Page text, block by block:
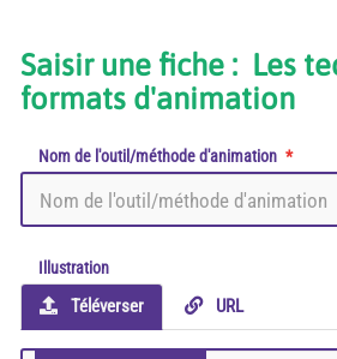
Saisir une fiche : Les
formats d'animation
Nom de l'outil/méthode d'animation
Illustration
Téléverser URL